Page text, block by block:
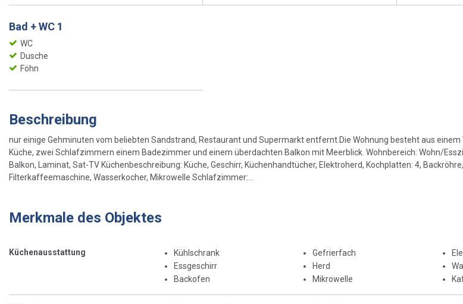
Bad + WC 1
WC
Dusche
Föhn
Beschreibung
nur einige Gehminuten vom beliebten Sandstrand, Restaurant und Supermarkt entfernt.Die Wohnung besteht aus
Küche, zwei Schlafzimmern einem Badezimmer und einem überdachten Balkon mit Meerblick. Wohnbereich: Wohn/
Balkon, Laminat, Sat-TV Küchenbeschreibung: Küche, Geschirr, Küchenhandtücher, Elektroherd, Kochplatten: 4,
Filterkaffeemaschine, Wasserkocher, Mikrowelle Schlafzimmer:...
Merkmale des Objektes
Küchenausstattung
Kühlschrank
Essgeschirr
Backofen
Gefrierfach
Herd
Mikrowelle